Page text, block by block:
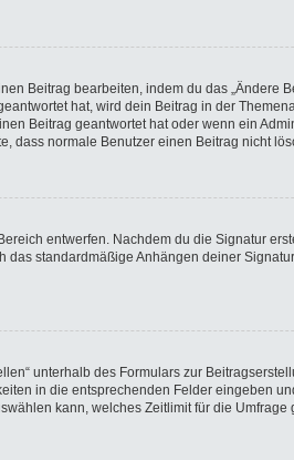
Beitrag bearbeiten, indem du das „Ändere
hat, wird dein Beitrag in der
Beitrag geantwortet hat oder wenn ein
normale Benutzer einen Beitrag nicht
entwerfen. Nachdem du die Signatur
standardmäßige Anhängen deiner
unterhalb des Formulars zur
in die entsprechenden Felder eingeben
kann, welches Zeitlimit für die